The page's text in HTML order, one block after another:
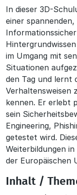
Beschreibung
In dieser 3D-
einer
im Umgang mit
Situationen
den Tag und lernt
Verhaltensweisen
kennen. Er erlebt
sein
Engineering,
getestet wird.
Weiterbildungen
der Europäischen
Inhalt /